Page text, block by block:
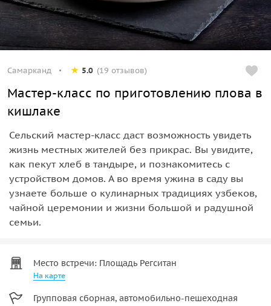
Самарканд 5.0 (19 отзывов)
Мастер-класс по приготовлению плова в
кишлаке
Сельский мастер-класс даст возможность увидеть
жизнь местных жителей без прикрас. Вы увидите,
как пекут хлеб в тандыре, и познакомитесь с
устройством домов. А во время ужина в саду вы
узнаете больше о кулинарных традициях узбеков,
чайной церемонии и жизни большой и радушной
семьи.
Место встречи: Площадь Регситан
На карте
Групповая сборная, автомобильно-пешеходная